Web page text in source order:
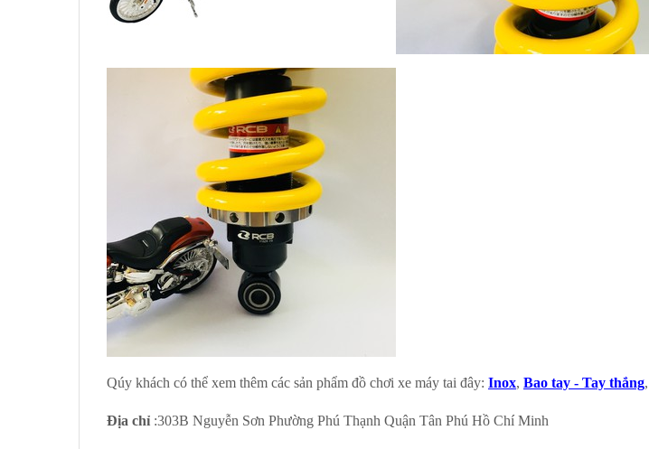
Qúy khách có thể xem thêm các sản phẩm đồ chơi xe máy tai đây: Inox, Bao tay - Tay thắng,
Địa chỉ :303B Nguyễn Sơn Phường Phú Thạnh Quận Tân Phú Hồ Chí Minh